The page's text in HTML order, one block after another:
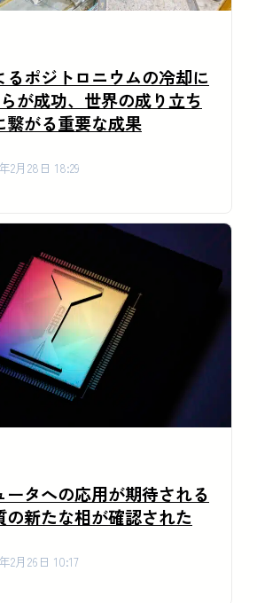
るポジトロニウムの冷却に
が成功、世界の成り立ち
繋がる重要な成果
2月28日 18:29
ータへの応用が期待される
の新たな相が確認された
2月26日 10:17